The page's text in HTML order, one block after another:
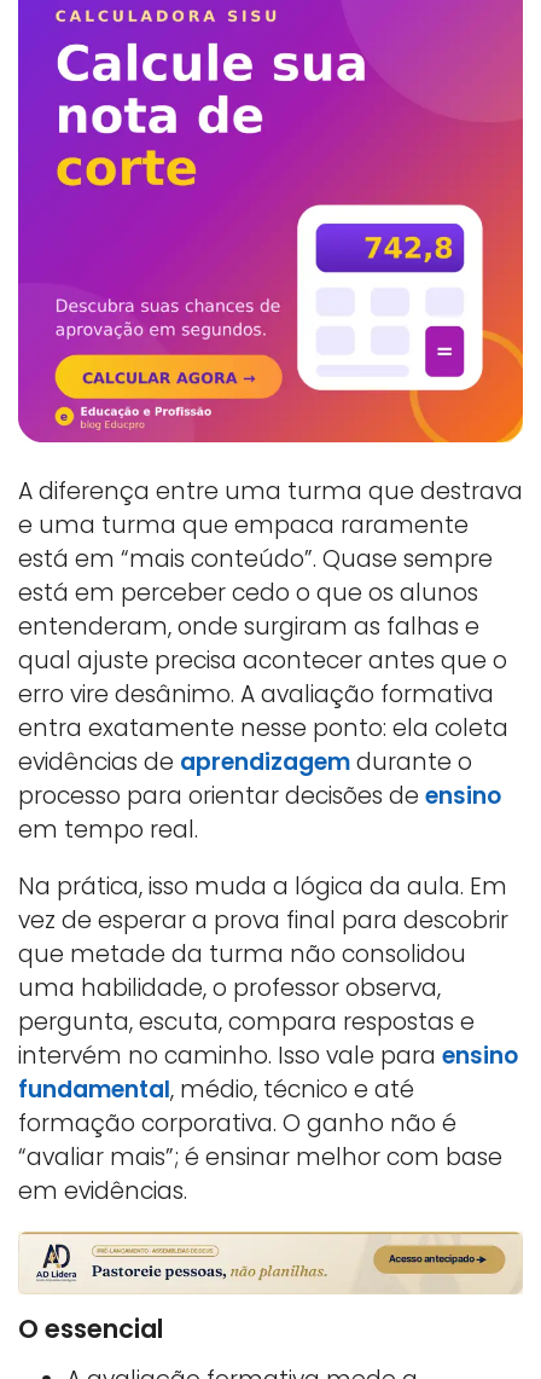
A diferença entre uma turma que destrava
e uma turma que empaca raramente
está em “mais conteúdo”. Quase sempre
está em perceber cedo o que os alunos
entenderam, onde surgiram as falhas e
qual ajuste precisa acontecer antes que o
erro vire desânimo. A avaliação formativa
entra exatamente nesse ponto: ela coleta
evidências de aprendizagemdurante o
processo para orientar decisões de ensino
em tempo real.
Na prática, isso muda a lógica da aula. Em
vez de esperar a prova final para descobrir
que metade da turma não consolidou
uma habilidade, o professor observa,
pergunta, escuta, compara respostas e
intervém no caminho. Isso vale para ensino
fundamental, médio, técnico e até
formação corporativa. O ganho não é
“avaliar mais”; é ensinar melhor com base
em evidências.
O essencial